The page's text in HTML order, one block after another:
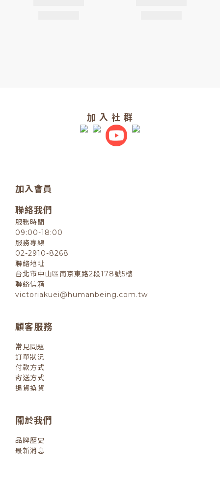
加 入 社 群
加入會員
聯絡我們
服務時間
09:00-18:00
服務專線
02-2910-8268
聯絡地址
台北市中山區南京東路2段178號5樓
聯絡信箱
victoriakuei@humanbeing.com.tw
顧客服務
常見問題
訂單狀況
付款方式
寄送方式
退貨換貨
關於我們
品牌歷史
最新消息